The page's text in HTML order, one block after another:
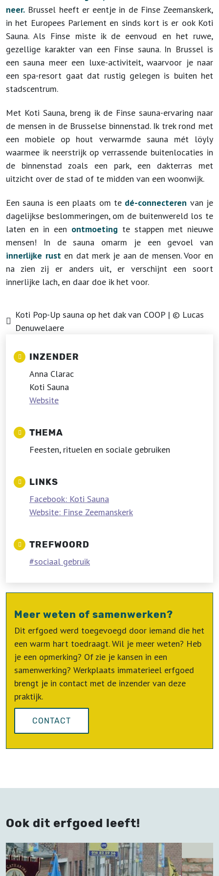
neer. Brussel heeft er eentje in de Finse Zeemanskerk,
in het Europees Parlement en sinds kort is er ook Koti
Sauna. Als Finse miste ik de eenvoud en het ruwe,
gezellige karakter van een Finse sauna. In Brussel is
een sauna meer een luxe-activiteit, waarvoor je naar
een spa-resort gaat dat rustig gelegen is buiten het
stadscentrum.
Met Koti Sauna, breng ik de Finse sauna-ervaring naar
de mensen in de Brusselse binnenstad. Ik trek rond met
een mobiele op hout verwarmde sauna mét löyly
waarmee ik neerstrijk op verrassende buitenlocaties in
de binnenstad zoals een park, een dakterras met
uitzicht over de stad of te midden van een woonwijk.
Een sauna is een plaats om te dé-connecteren van je
dagelijkse beslommeringen, om de buitenwereld los te
laten en in een ontmoeting te stappen met nieuwe
mensen! In de sauna omarm je een gevoel van
innerlijke rusten dat merk je aan de mensen. Voor en
na zien zij er anders uit, er verschijnt een soort
innerlijke lach, en daar doe ik het voor.
Koti Pop-Up sauna op het dak van COOP | © Lucas
Denuwelaere
INZENDER
Anna Clarac
Koti Sauna
Website
THEMA
Feesten, rituelen en sociale gebruiken
LINKS
Facebook: Koti Sauna
Website: Finse Zeemanskerk
TREFWOORD
sociaal gebruik
Meer weten of samenwerken?
Dit erfgoed werd toegevoegd door iemand die het
een warm hart toedraagt. Wil je meer weten? Heb
je een opmerking? Of zie je kansen in een
samenwerking? Werkplaats immaterieel erfgoed
brengt je in contact met de inzender van deze
praktijk.
CONTACT
Ook dit erfgoed leeft!